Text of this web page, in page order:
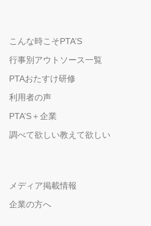
こんな時こそPTA’S
行事別アウトソース一覧
PTAおたすけ研修
利用者の声
PTA’S＋企業
調べて欲しい教えて欲しい
メディア掲載情報
企業の方へ